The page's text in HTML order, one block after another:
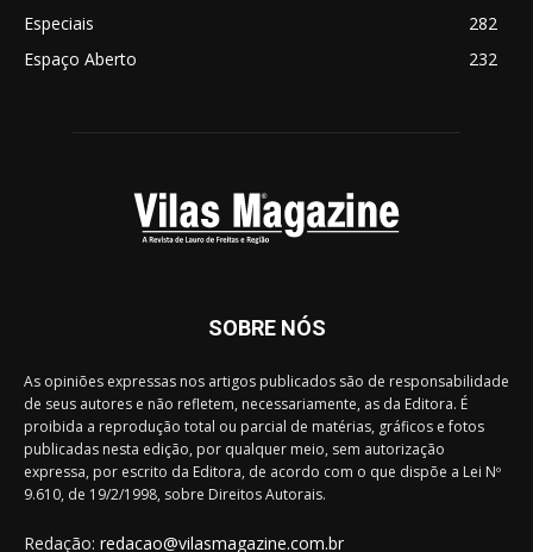
Especiais
282
Espaço Aberto
232
SOBRE NÓS
As opiniões expressas nos artigos publicados são de responsabilidade
de seus autores e não refletem, necessariamente, as da Editora. É
proibida a reprodução total ou parcial de matérias, gráficos e fotos
publicadas nesta edição, por qualquer meio, sem autorização
expressa, por escrito da Editora, de acordo com o que dispõe a Lei Nº
9.610, de 19/2/1998, sobre Direitos Autorais.
Redação: redacao@vilasmagazine.com.br